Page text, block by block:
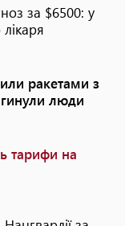
за $6500: у
ракетами з
люди
тарифи на